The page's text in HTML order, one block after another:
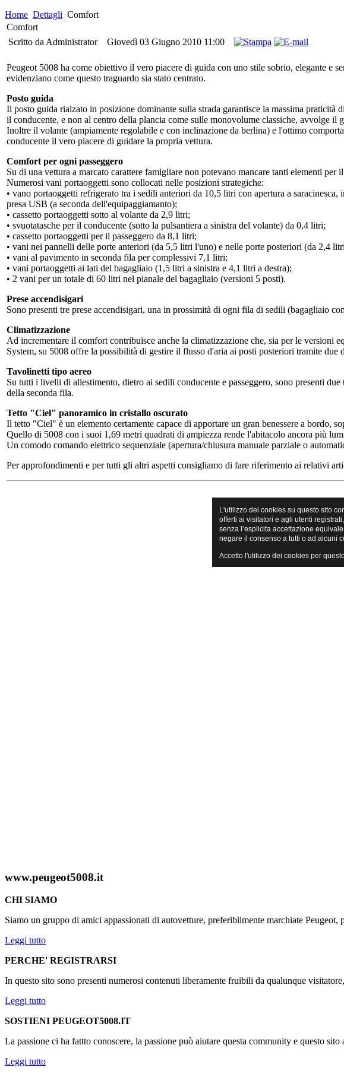
Home Dettagli Comfort
Comfort
Scritto da Administrator
Giovedì 03 Giugno 2010 11:00
Peugeot 5008 ha come obiettivo il vero piacere di guida con uno stile sobrio, elegante e
evidenziano come questo traguardo sia stato centrato.
Posto guida
Il posto guida rialzato in posizione dominante sulla strada garantisce la massima praticità
il conducente, e non al centro della plancia come sulle monovolume classiche, avvolge il
Inoltre il volante (ampiamente regolabile e con inclinazione da berlina) e l'ottimo
conducente il vero piacere di guidare la propria vettura.
Comfort per ogni passeggero
Su di una vettura a marcato carattere famigliare non potevano mancare tanti elementi per
Numerosi vani portaoggetti sono collocati nelle posizioni strategiche:
• vano portaoggetti refrigerato tra i sedili anteriori da 10,5 litri con apertura a saracinesca,
presa USB (a seconda dell'equipaggiamanto);
• cassetto portaoggetti sotto al volante da 2,9 litri;
• svuotatasche per il conducente (sotto la pulsantiera a sinistra del volante) da 0,4 litri;
• cassetto portaoggetti per il passeggero da 8,1 litri;
• vani nei pannelli delle porte anteriori (da 5,5 litri l'uno) e nelle porte posteriori (da 2,4
• vani al pavimento in seconda fila per complessivi 7,1 litri;
• vani portaoggetti ai lati del bagagliaio (1,5 litri a sinistra e 4,1 litri a destra);
• 2 vani per un totale di 60 litri nel pianale del bagagliaio (versioni 5 posti).
Prese accendisigari
Sono presenti tre prese accendisigari, una in prossimità di ogni fila di sedili (bagagliaio
Climatizzazione
Ad incrementare il comfort contribuisce anche la climatizzazione che, sia per le versioni
System, su 5008 offre la possibilità di gestire il flusso d'aria ai posti posteriori tramite
Tavolinetti tipo aereo
Su tutti i livelli di allestimento, dietro ai sedili conducente e passeggero, sono presenti
della seconda fila.
Tetto "Ciel" panoramico in cristallo oscurato
Il tetto "Ciel" è un elemento certamente capace di apportare un gran benessere a bordo,
Quello di 5008 con i suoi 1,69 metri quadrati di ampiezza rende l'abitacolo ancora più
Un comodo comando elettrico sequenziale (apertura/chiusura manuale parziale o
Per approfondimenti e per tutti gli altri aspetti consigliamo di fare riferimento ai relativi
www.peugeot5008.it
CHI SIAMO
Siamo un gruppo di amici appassionati di autovetture, preferibilmente marchiate
Leggi tutto
PERCHE' REGISTRARSI
In questo sito sono presenti numerosi contenuti liberamente fruibili da qualunque
Leggi tutto
SOSTIENI PEUGEOT5008.IT
La passione ci ha fattto conoscere, la passione può aiutare questa community e questo
Leggi tutto